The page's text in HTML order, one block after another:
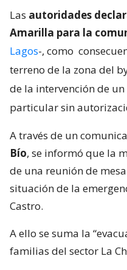
Las autoridades
Amarilla para la
Lagos-, como
terreno de la zona del
de la intervención de
particular sin
A través de un
Bío, se informó que la
de una reunión de
situación de la
Castro.
A ello se suma la
familias del sector La